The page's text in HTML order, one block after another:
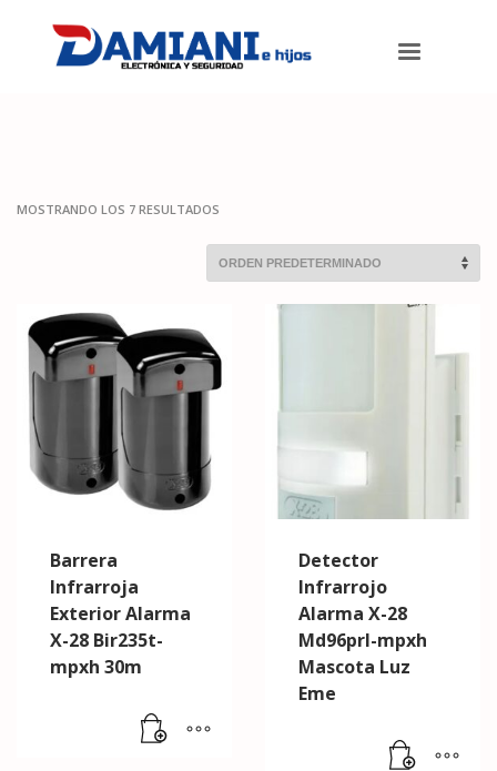
MOSTRANDO LOS 7 RESULTADOS
Barrera
Infrarroja
Exterior Alarma
X-28 Bir235t-
mpxh 30m
Detector
Infrarrojo
Alarma X-28
Md96prl-mpxh
Mascota Luz
Eme